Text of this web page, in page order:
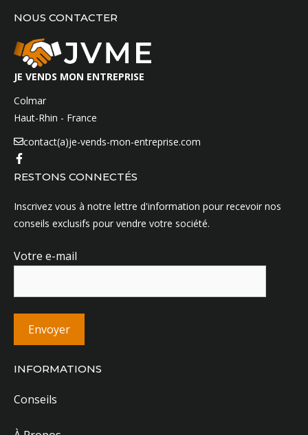
NOUS CONTACTER
JE VENDS MON ENTREPRISE
Colmar
Haut-Rhin - France
contact(a)je-vends-mon-entreprise.com
RESTONS CONNECTÉS
Inscrivez vous à notre lettre d'information pour recevoir nos
conseils exclusifs pour vendre votre société.
Votre e-mail
INFORMATIONS
Conseils